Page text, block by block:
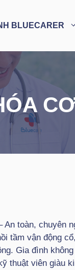
BLUECARER
toàn, chuyên
tầm vận động
Gia đình
thuật viên giàu